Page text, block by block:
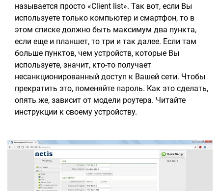
называется просто «Client list». Так вот, если Вы
используете только компьютер и смартфон, то в
этом списке должно быть максимум два пункта,
если еще и планшет, то три и так далее. Если там
больше пунктов, чем устройств, которые Вы
используете, значит, кто-то получает
несанкционированный доступ к Вашей сети. Чтобы
прекратить это, поменяйте пароль. Как это сделать,
опять же, зависит от модели роутера. Читайте
инструкции к своему устройству.